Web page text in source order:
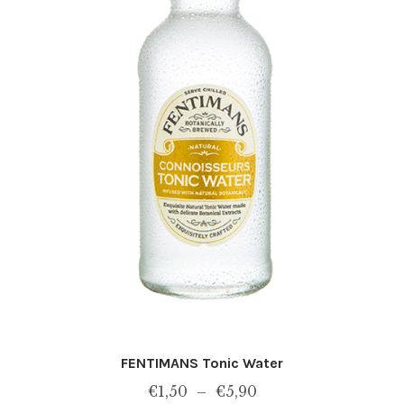
FENTIMANS Tonic Water
€1,50 – €5,90Plage